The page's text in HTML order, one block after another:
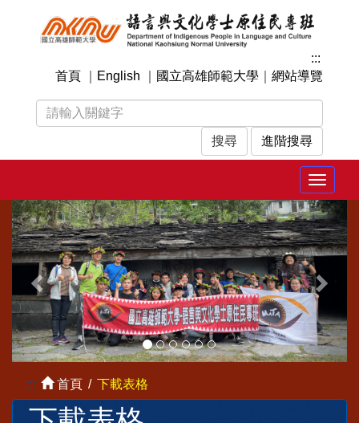
:::
首頁
English 國立高雄師範大學 網站導覽
進階搜尋
Toggle
上
一
張
下
一
::: 首頁 下載表格